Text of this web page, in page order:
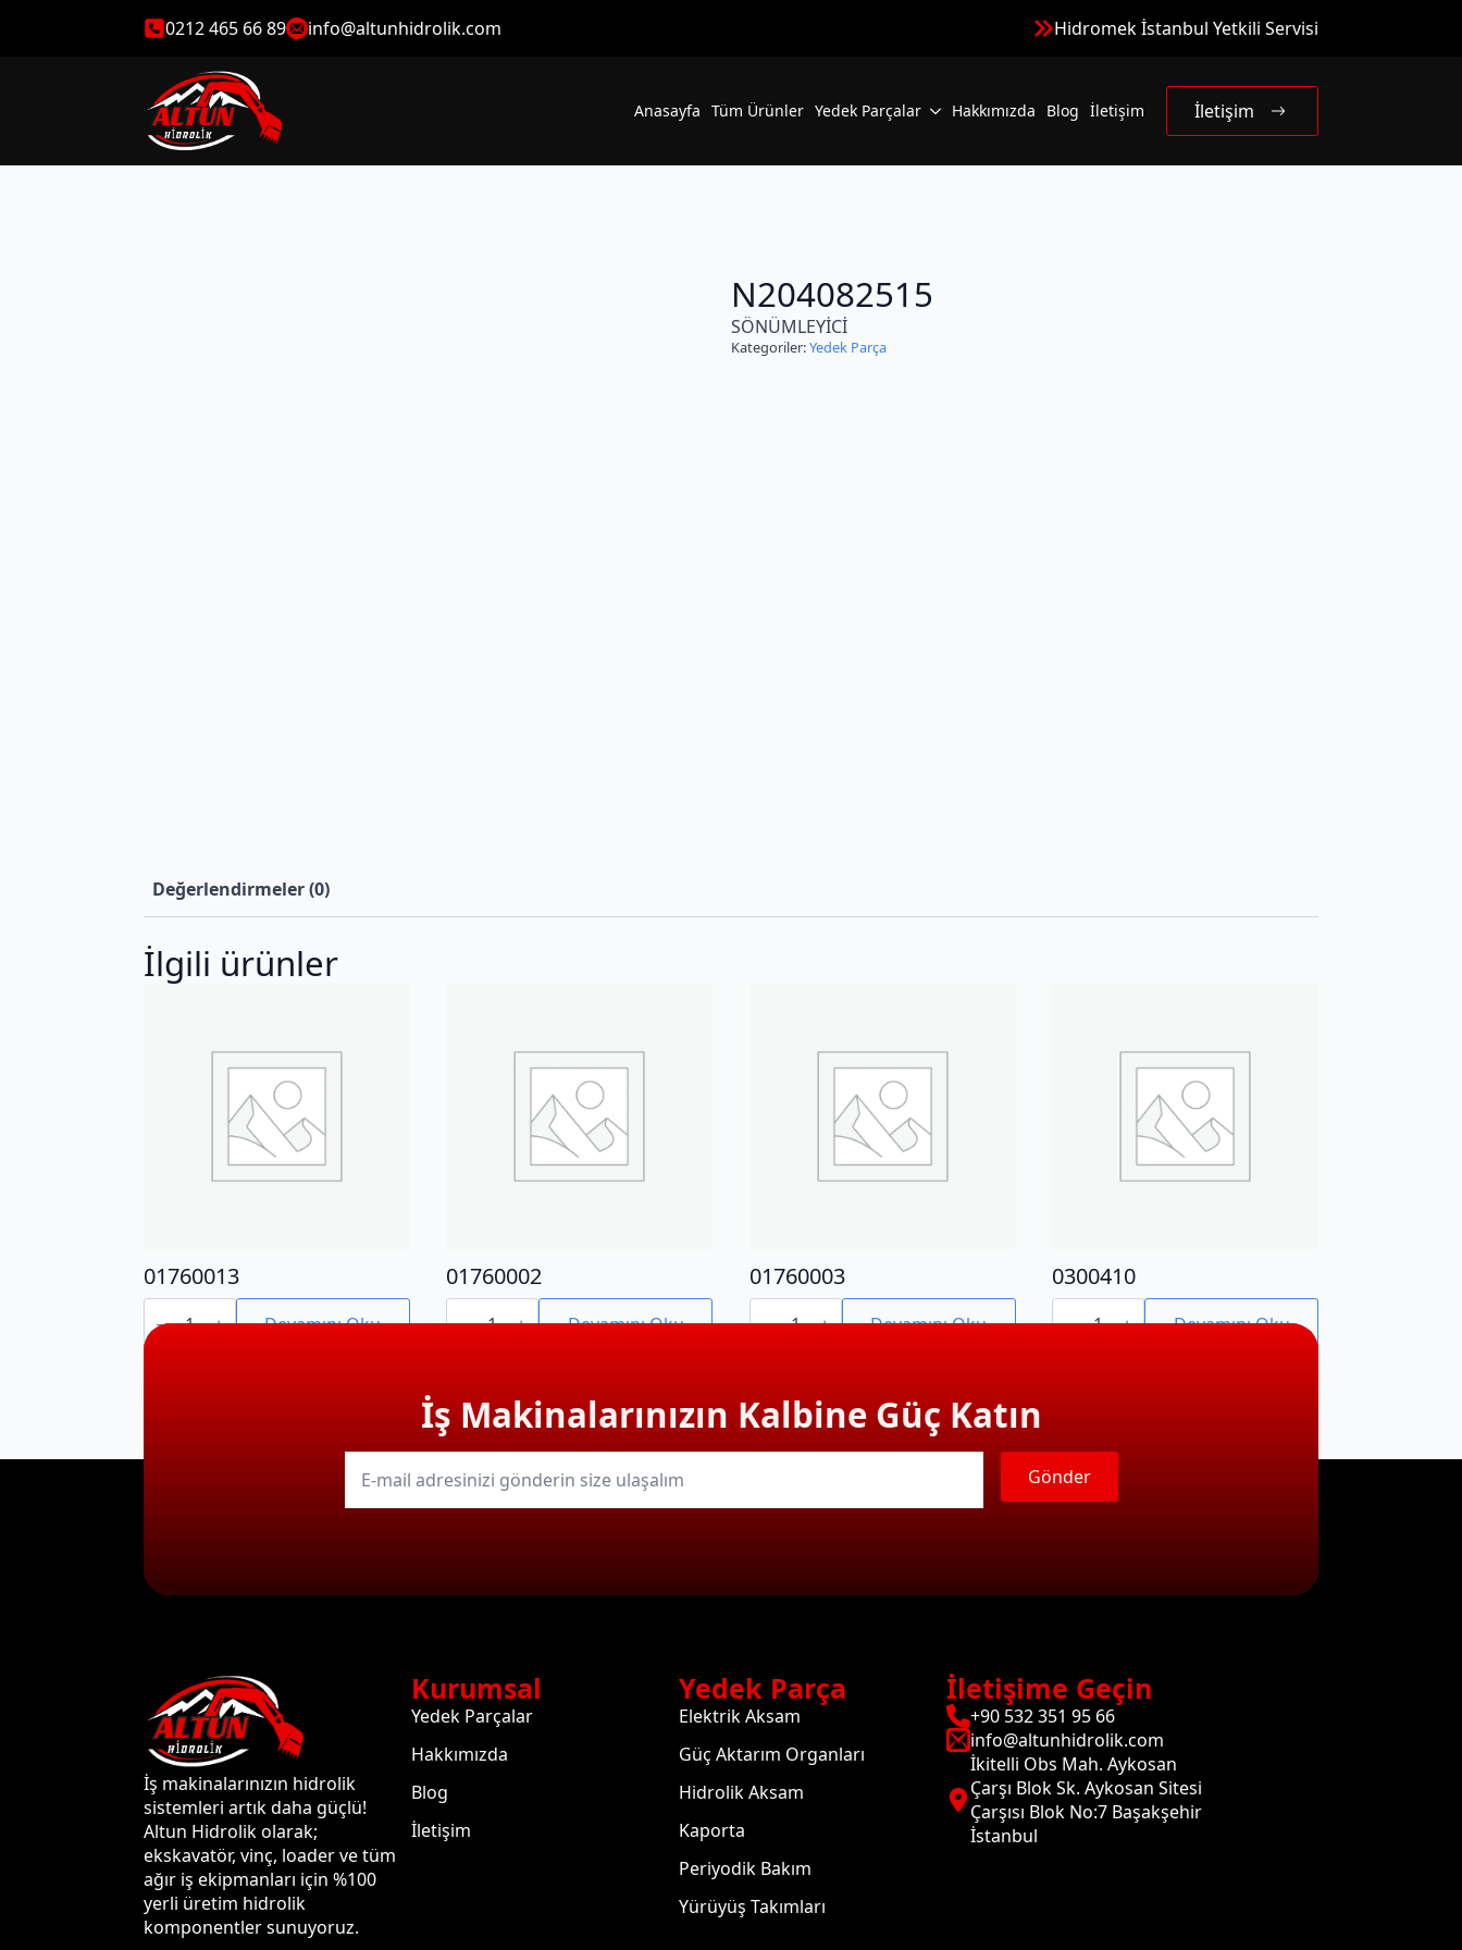
0212 465 66 89 info@altunhidrolik.com Hidromek İstanbul Yetkili Servisi
Anasayfa Tüm Ürünler Yedek Parçalar Hakkımızda Blog İletişim İletişim
N204082515
SÖNÜMLEYİCİ
Kategoriler:Yedek Parça
Değerlendirmeler (0)
İlgili ürünler
01760013
01760013
adet Devamını Oku
01760002
01760002
adet Devamını Oku
01760003
01760003
adet Devamını Oku
0300410
0300410
adet Devamını Oku
İş Makinalarınızın Kalbine Güç Katın
E-
mail Gönder
İş makinalarınızın hidrolik
sistemleri artık daha güçlü!
Altun Hidrolik olarak;
ekskavatör, vinç, loader ve tüm
ağır iş ekipmanları için %100
yerli üretim hidrolik
komponentler sunuyoruz.
Kurumsal
Yedek Parçalar
Hakkımızda
Blog
İletişim
Yedek Parça
Elektrik Aksam
Güç Aktarım Organları
Hidrolik Aksam
Kaporta
Periyodik Bakım
Yürüyüş Takımları
İletişime Geçin
+90 532 351 95 66
info@altunhidrolik.com
İkitelli Obs Mah. Aykosan
Çarşı Blok Sk. Aykosan Sitesi
Çarşısı Blok No:7 Başakşehir
İstanbul